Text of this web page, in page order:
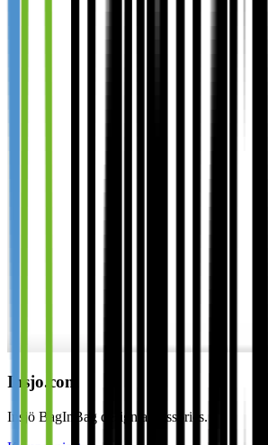
Insjo.com
Insjö BagInBag design accessories.